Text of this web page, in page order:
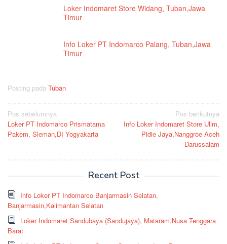
Loker Indomaret Store Widang, Tuban,Jawa
Timur
Info Loker PT Indomarco Palang, Tuban,Jawa
Timur
Posting pada Tuban
Navigasi
pos
Pos sebelumnya
Loker PT Indomarco Prismatama
Pakem, Sleman,DI Yogyakarta
Pos berikutnya
Info Loker Indomaret Store Ulim,
Pidie Jaya,Nanggroe Aceh
Darussalam
Recent Post
Info Loker PT Indomarco Banjarmasin Selatan,
Banjarmasin,Kalimantan Selatan
Loker Indomaret Sandubaya (Sandujaya), Mataram,Nusa Tenggara
Barat